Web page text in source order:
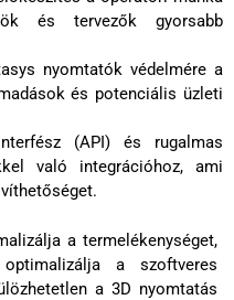
és tervezők gyorsabb
nyomtatók védelmére a
és potenciális üzleti
(API) és rugalmas
való integrációhoz, ami
a termelékenységet,
a szoftveres
a 3D nyomtatás